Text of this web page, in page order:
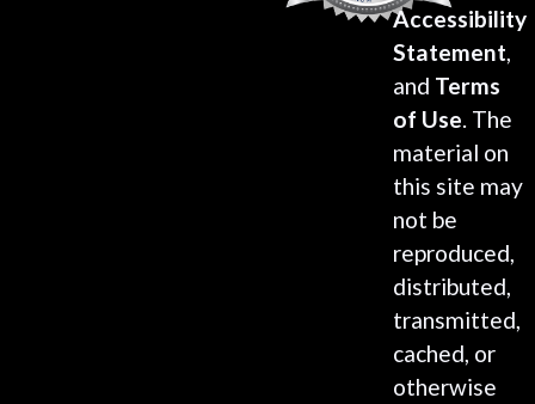
Accessibility
Statement,
and Terms
of Use. The
material on
this site may
not be
reproduced,
distributed,
transmitted,
cached, or
otherwise